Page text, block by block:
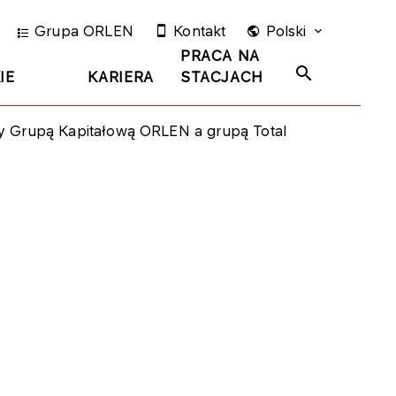
KARIERA
PRACA NA
STACJACH
Grupa ORLEN Kontakt Polski
Grupą Kapitałową ORLEN a grupą Total